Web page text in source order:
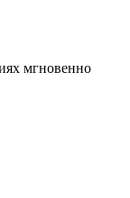
мгновенно